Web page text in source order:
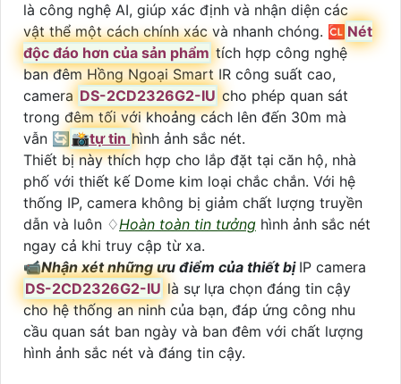
là công nghệ AI, giúp xác định và nhận diện các
vật thể một cách chính xác và nhanh chóng. 🆑 Nét
độc đáo hơn của sản phẩm tích hợp công nghệ
ban đêm Hồng Ngoại Smart IR công suất cao,
camera DS-2CD2326G2-IU cho phép quan sát
trong đêm tối với khoảng cách lên đến 30m mà
vẫn 🔄 📸tự tin hình ảnh sắc nét.
Thiết bị này thích hợp cho lắp đặt tại căn hộ, nhà
phố với thiết kế Dome kim loại chắc chắn. Với hệ
thống IP, camera không bị giảm chất lượng truyền
dẫn và luôn ♢Hoàn toàn tin tưởng hình ảnh sắc nét
ngay cả khi truy cập từ xa.
📹Nhận xét những ưu điểm của thiết bị IP camera
DS-2CD2326G2-IU là sự lựa chọn đáng tin cậy
cho hệ thống an ninh của bạn, đáp ứng công nhu
cầu quan sát ban ngày và ban đêm với chất lượng
hình ảnh sắc nét và đáng tin cậy.